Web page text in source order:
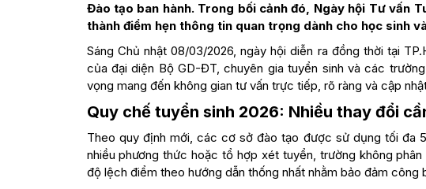
Đào tạo ban hành. Trong bối cảnh đó, Ngày hội Tư vấn
thành điểm hẹn thông tin quan trọng dành cho học sinh
Sáng Chủ nhật 08/03/2026, ngày hội diễn ra đồng thời tại
của đại diện Bộ GD-ĐT, chuyên gia tuyển sinh và các
vọng mang đến không gian tư vấn trực tiếp, rõ ràng và cập
Quy chế tuyển sinh 2026: Nhiều thay đổi
Theo quy định mới, các cơ sở đào tạo được sử dụng tối đa
nhiều phương thức hoặc tổ hợp xét tuyển, trường không
độ lệch điểm theo hướng dẫn thống nhất nhằm bảo đảm